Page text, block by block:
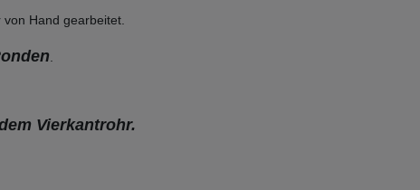
von Hand gearbeitet.
.
Vierkantrohr.